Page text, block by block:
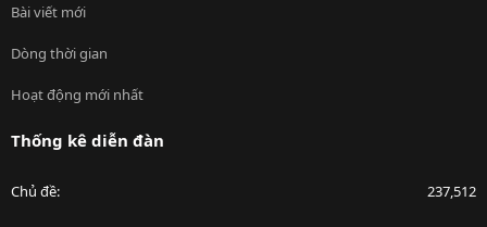
Bài viết mới
Dòng thời gian
Hoạt động mới nhất
Thống kê diễn đàn
Chủ đề 237,512